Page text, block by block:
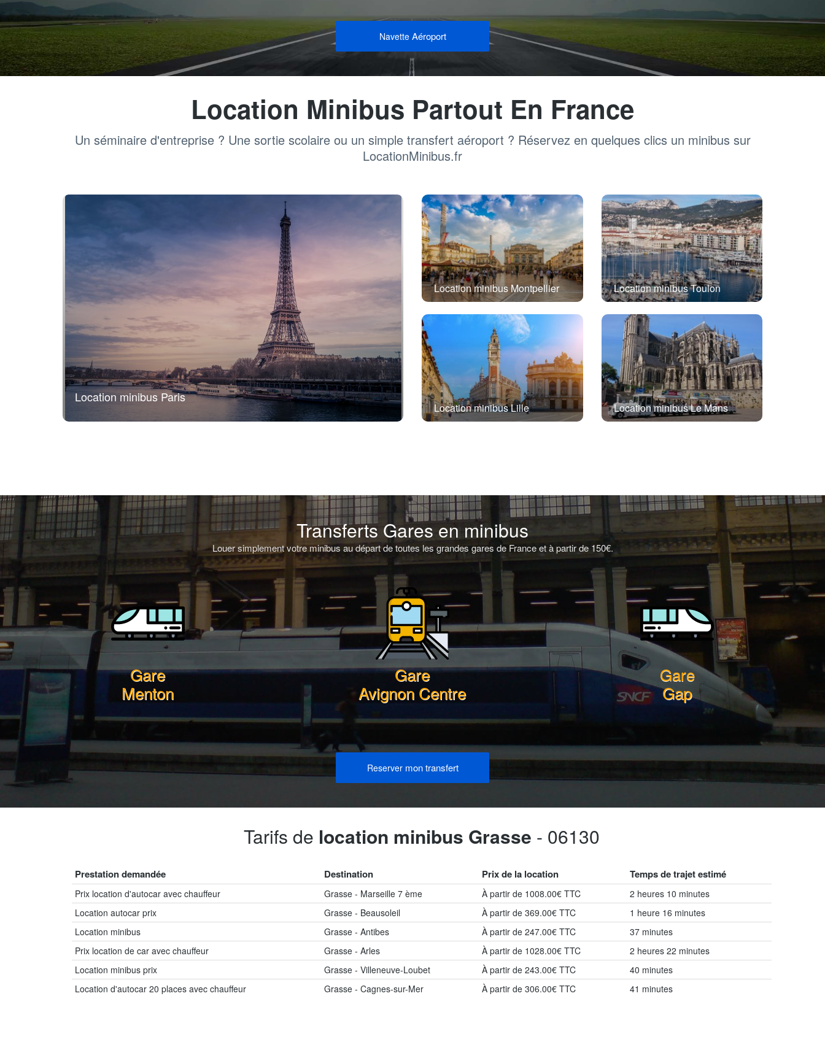
Navette Aéroport
Location Minibus Partout En France
Un séminaire d'entreprise ? Une sortie scolaire ou un simple transfert aéroport ? Réservez en quelques clics un minibus sur
LocationMinibus.fr
Location minibus Paris
Location minibus Montpellier Location minibus Toulon
Location minibus Lille Location minibus Le Mans
Transferts Gares en minibus
Louer simplement votre minibus au départ de toutes les grandes gares de France et à partir de 150€.
Gare
Menton
Gare
Avignon Centre
Gare
Gap
Reserver mon transfert
Tarifs de location minibus Grasse - 06130
Prestation demandée Destination Prix de la location Temps de trajet estimé
Prix location d'autocar avec chauffeur Grasse - Marseille 7 ème À partir de 1008.00€ TTC
2 heures 10 minutes
Location autocar prix
Grasse - Beausoleil À partir de 369.00€ TTC
1 heure 16 minutes
Location minibus
Grasse - Antibes À partir de 247.00€ TTC
37 minutes
Prix location de car avec chauffeur
Grasse - Arles À partir de 1028.00€ TTC
2 heures 22 minutes
Location minibus prix
Grasse - Villeneuve-Loubet À partir de 243.00€ TTC
40 minutes
Location d'autocar 20 places avec chauffeur
Grasse - Cagnes-sur-Mer À partir de 306.00€ TTC 41 minutes